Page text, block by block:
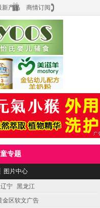
新产品 商情订阅
怡氏食品科技有限公司
美滋生物科技有限公司
专题
图片中心
辽宁 黑龙江
金区软文广告